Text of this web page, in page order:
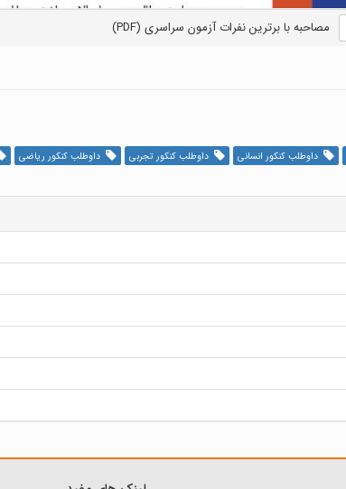
مصاحبه با برترین نفرات آزمون سراسری (PDF)
داوطلب کنکور انسانی داوطلب کنکور تجربی داوطلب کنکور ریاضی